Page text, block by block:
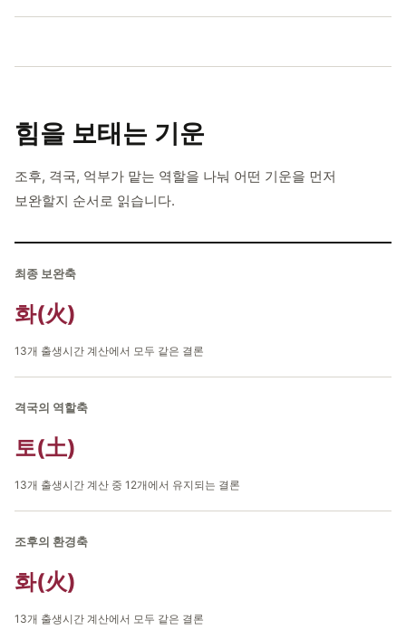
힘을 보태는 기운
조후, 격국, 억부가 맡는 역할을 나눠 어떤 기운을 먼저
보완할지 순서로 읽습니다.
최종 보완축
화(火)
13개 출생시간 계산에서 모두 같은 결론
격국의 역할축
토(土)
13개 출생시간 계산 중 12개에서 유지되는 결론
조후의 환경축
화(火)
13개 출생시간 계산에서 모두 같은 결론